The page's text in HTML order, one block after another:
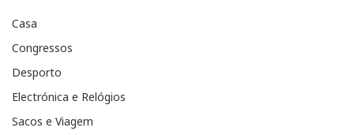
Casa
Congressos
Desporto
Electrónica e Relógios
Sacos e Viagem